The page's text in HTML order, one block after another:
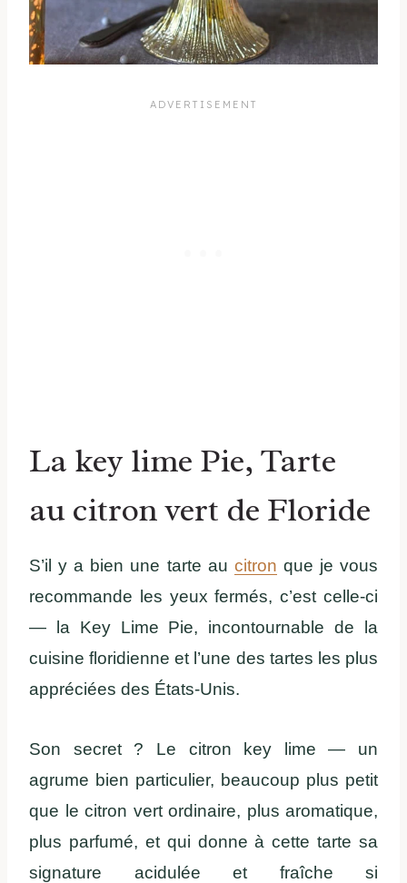
La key lime Pie, Tarte
au citron vert de Floride
S’il y a bien une tarte au citron que je vous
recommande les yeux fermés, c’est celle-ci
— la Key Lime Pie, incontournable de la
cuisine floridienne et l’une des tartes les plus
appréciées des États-Unis.
Son secret ? Le citron key lime — un
agrume bien particulier, beaucoup plus petit
que le citron vert ordinaire, plus aromatique,
plus parfumé, et qui donne à cette tarte sa
signature acidulée et fraîche si